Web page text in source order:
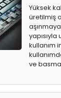
Yüksek
üretilmiş
aşınmaya
yapısıyla
kullanım
ve basma